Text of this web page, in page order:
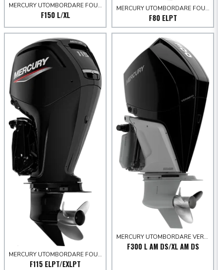
MERCURY UTOMBORDARE FOURSTROKE 80-150 HK
F150 L/XL
MERCURY UTOMBORDARE FOURSTROKE 80-150 HK
F80 ELPT
MERCURY UTOMBORDARE FOURSTROKE 80-150 HK
F115 ELPT/EXLPT
MERCURY UTOMBORDARE VERADO 250-300 HK
F300 L AM DS/XL AM DS